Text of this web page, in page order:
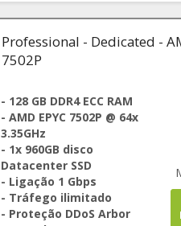
Professional - Dedicated -
7502P
- 128 GB DDR4 ECC RAM
- AMD EPYC 7502P @ 64x
3.35GHz
- 1x 960GB disco
Datacenter SSD
- Ligação 1 Gbps
- Tráfego ilimitado
- Proteção DDoS Arbor